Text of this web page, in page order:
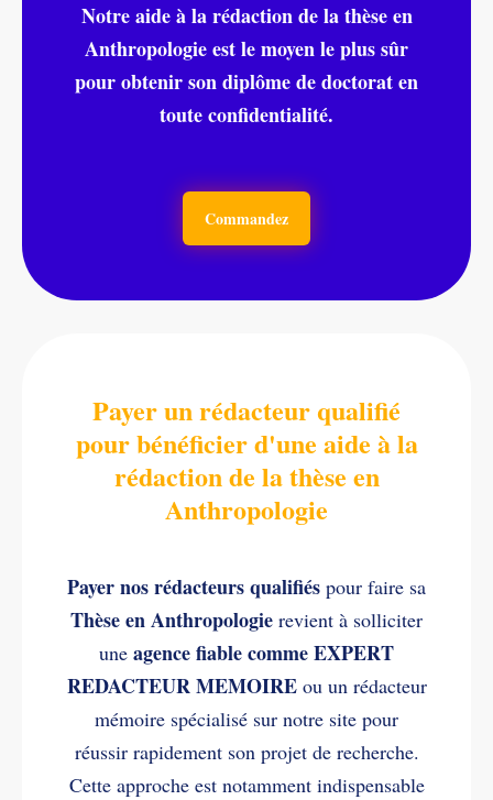
Notre aide à la rédaction de la thèse en
Anthropologie est le moyen le plus sûr
pour obtenir son diplôme de doctorat en
toute confidentialité.
Commandez
Payer un rédacteur qualifié
pour bénéficier d'une aide à la
rédaction de la thèse en
Anthropologie
Payer nos rédacteurs qualifiés pour faire sa
Thèse en Anthropologie revient à solliciter
une agence fiable comme EXPERT
REDACTEUR MEMOIREou un rédacteur
mémoire spécialisé sur notre site pour
réussir rapidement son projet de recherche.
Cette approche est notamment indispensable